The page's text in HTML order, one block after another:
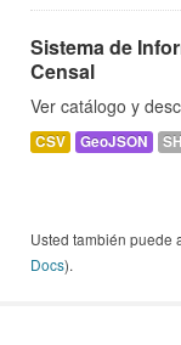
Sistema de
Censal
Ver catálogo y
CSV GeoJSON
Usted también puede
Docs).